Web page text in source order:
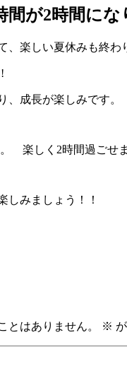
が2時間にな
、楽しい夏休みも終わ
、成長が楽しみです。
楽しく2時間過ごせ
しみましょう！！
とはありません。 ※